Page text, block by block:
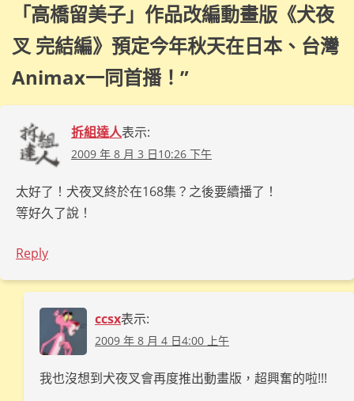
「高橋留美子」作品改編動畫版《犬夜
叉 完結編》預定今年秋天在日本、台灣
Animax一同首播！ ”
拆組達人表示:
2009 年 8 月 3 日10:26 下午
太好了！犬夜叉終於在168集？之後要續播了！
等好久了說！
Reply
ccsx表示:
2009 年 8 月 4 日4:00 上午
我也沒想到犬夜叉會再度推出動畫版，超興奮的啦!!!